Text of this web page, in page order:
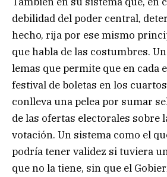
debilidad del poder central,
hecho, rija por ese mismo
que habla de las costumbres.
lemas que permite que en cada
festival de boletas en los
conlleva una pelea por sumar
de las ofertas electorales sobre
votación. Un sistema como el
podría tener validez si tuviera
que no la tiene, sin que el